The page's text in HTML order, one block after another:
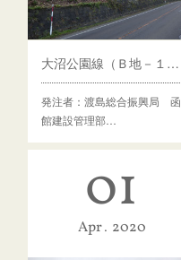
大沼公園線（Ｂ地－１４８）工事（落石対策）
発注者：渡島総合振興局 函
館建設管理部…
01
Apr 2020